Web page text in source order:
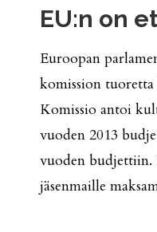
EU:n on
Euroopan
komission tuoretta
Komissio antoi
vuoden 2013
vuoden budjettiin.
jäsenmaille